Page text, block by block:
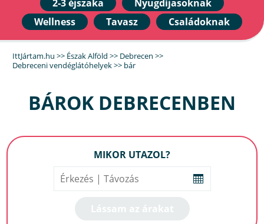
2-3 éjszaka
Nyugdíjasoknak
Wellness
Tavasz Családoknak
IttJártam.hu >> Észak Alföld >> Debrecen >>
Debreceni vendéglátóhelyek>> bár
BÁROK DEBRECENBEN
MIKOR UTAZOL?